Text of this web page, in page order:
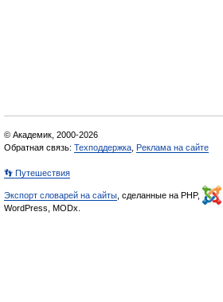
© Академик, 2000-2026
Обратная связь: Техподдержка Реклама на сайте
👣 Путешествия
Экспорт словарей на сайты , сделанные на PHP,
WordPress, MODx.